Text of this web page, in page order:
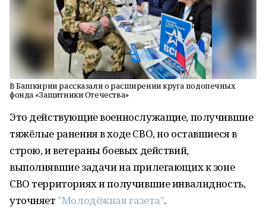
В Башкирии рассказали о расширении круга подопечных
фонда «Защитники Отечества»
Это действующие военнослужащие, получившие
тяжёлые ранения в ходе СВО, но оставшиеся в
строю, и ветераны боевых действий,
выполнявшие задачи на прилегающих к зоне
СВО территориях и получившие инвалидность,
уточняет "Молодёжная газета".